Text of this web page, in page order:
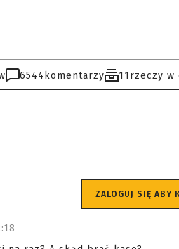
6544 komentarzy 11rzeczy w
ZALOGUJ SIĘ ABY